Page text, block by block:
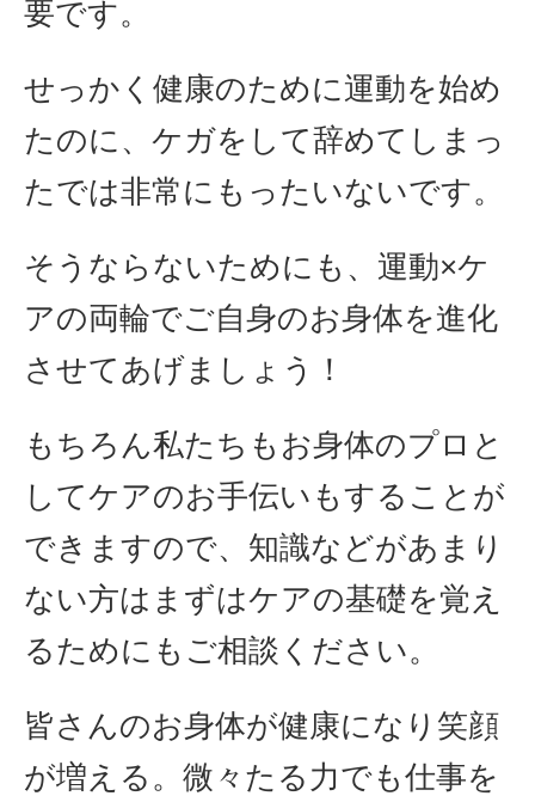
要です。
せっかく健康のために運動を始め
たのに、ケガをして辞めてしまっ
たでは非常にもったいないです。
そうならないためにも、運動×ケ
アの両輪でご自身のお身体を進化
させてあげましょう！
もちろん私たちもお身体のプロと
してケアのお手伝いもすることが
できますので、知識などがあまり
ない方はまずはケアの基礎を覚え
るためにもご相談ください。
皆さんのお身体が健康になり笑顔
が増える。微々たる力でも仕事を